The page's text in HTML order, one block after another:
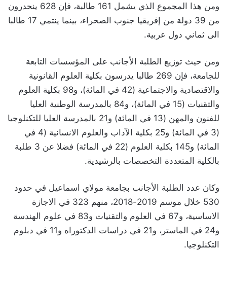
ومن هذا المجموع الذي يشمل 161 طالبة، فإن 628 ينحدرون
من 39 دولة من إفريقيا جنوب الصحراء، بينما ينتمي 17 طالبا
الى ثماني دول عربية.
ومن حيث توزيع الطلبة الأجانب على المؤسسات التابعة
للجامعة، فإن 269 طالبا يدرسون بكلية العلوم القانونية
والاقتصادية والاجتماعية (42 في المائة)، و98 بكلية العلوم
والتقنيات (15 في المائة)، و84 بالمدرسة الوطنية العليا
للفنون والمهن (13 في المائة) و21 بالمدرسة العليا للتكنلوجيا
(3 في المائة) و25 بكلية الآداب والعلوم الانسانية (4 في
المائة) و145 بكلية العلوم (22 في المائة) فضلا عن 3 طلبة
بالكلية المتعددة التخصصات بالرشيدية.
وكان عدد الطلبة الأجانب بجامعة مولاي اسماعيل في حدود
530 خلال موسم 2019-2018، منهم 323 في الاجازة
الاساسية، و67 في العلوم والتقنيات و83 في علوم الهندسة
و24 في الماستر، و21 في دراسات الدكتوراه و11 في دبلوم
التكنلوجيا.